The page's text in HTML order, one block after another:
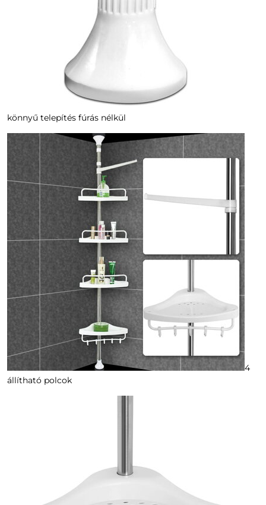
könnyű telepítés fúrás nélkül
4
állítható polcok